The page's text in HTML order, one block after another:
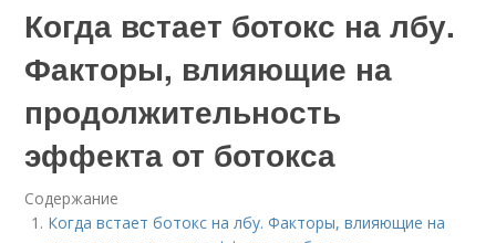
Когда встает ботокс на лбу.
Факторы, влияющие на
продолжительность
эффекта от ботокса
Содержание
Когда встает ботокс на лбу. Факторы, влияющие на